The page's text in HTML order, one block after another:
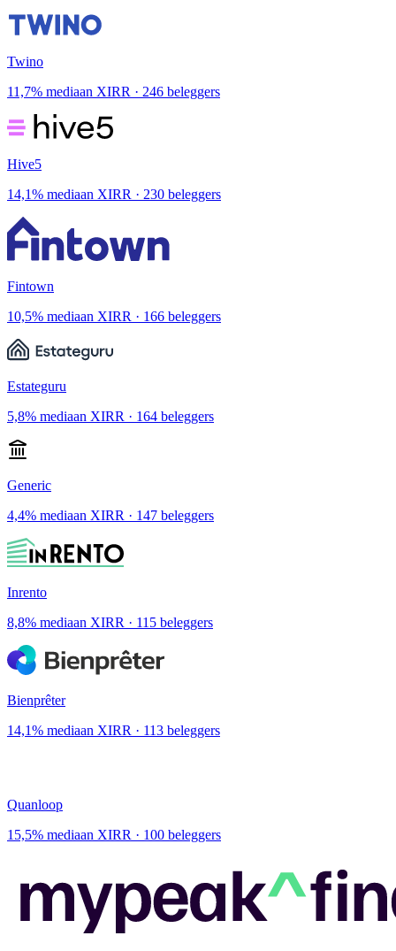
Twino
11,7% mediaan XIRR · 246 beleggers
Hive5
14,1% mediaan XIRR · 230 beleggers
Fintown
10,5% mediaan XIRR · 166 beleggers
Estateguru
5,8% mediaan XIRR · 164 beleggers
Generic
4,4% mediaan XIRR · 147 beleggers
Inrento
8,8% mediaan XIRR · 115 beleggers
Bienprêter
14,1% mediaan XIRR · 113 beleggers
Quanloop
15,5% mediaan XIRR · 100 beleggers